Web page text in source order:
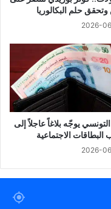
حلم البكالوريا
2026-
التونسي يوجّه بلاغاً عاجلاً إلى
الاجتماعية
2026-